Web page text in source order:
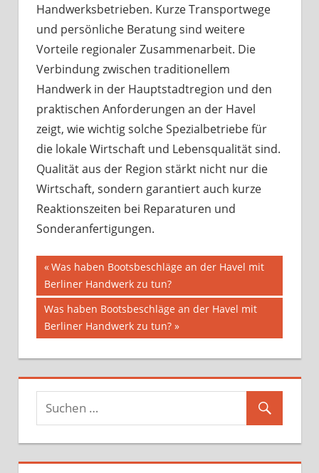
Handwerksbetrieben. Kurze Transportwege
und persönliche Beratung sind weitere
Vorteile regionaler Zusammenarbeit. Die
Verbindung zwischen traditionellem
Handwerk in der Hauptstadtregion und den
praktischen Anforderungen an der Havel
zeigt, wie wichtig solche Spezialbetriebe für
die lokale Wirtschaft und Lebensqualität sind.
Qualität aus der Region stärkt nicht nur die
Wirtschaft, sondern garantiert auch kurze
Reaktionszeiten bei Reparaturen und
Sonderanfertigungen.
Beitragsnavigation
Vorheriger
Beitrag:
Was haben Bootsbeschläge an der Havel mit
Berliner Handwerk zu tun?
Nächster
Beitrag:
Was haben Bootsbeschläge an der Havel mit
Berliner Handwerk zu tun?